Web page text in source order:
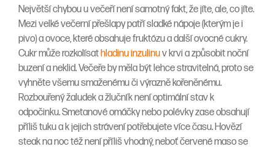
Největší chybou u večeří není samotný fakt, že jíte, ale, co jíte.
Mezi velké večerní přešlapy patří sladké nápoje (kterým je i
pivo) a ovoce, které obsahuje fruktózu a další ovocné cukry.
Cukr může rozkolísathladinu inzulinuv krvi a způsobit noční
buzení a neklid. Večeře by měla být lehce stravitelná, proto se
vyhněte všemu smaženému či výrazně kořeněnému.
Rozbouřený žaludek a žlučník není optimální stav k
odpočinku. Smetanové omáčky nebo polévky zase obsahují
příliš tuku a k jejich strávení potřebujete více času. Hovězí
steak na noc též není příliš vhodný, neboť červené maso se